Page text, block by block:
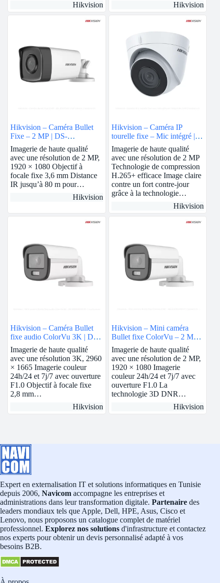
Hikvision Hikvision
Hikvision – Caméra Bullet
Fixe – 2 MP | DS-
2CE17D0T-IT5F
Imagerie de haute qualité
avec une résolution de 2 MP,
1920 × 1080 Objectif à
focale fixe 3,6 mm Distance
IR jusqu’à 80 m pour…
Hikvision
Hikvision – Caméra IP
tourelle fixe – Mic intégré | 2
MP | 2.8mm | DS-
2CD1323G0-IUF
Imagerie de haute qualité
avec une résolution de 2 MP
Technologie de compression
H.265+ efficace Image claire
contre un fort contre-jour
grâce à la technologie…
Hikvision
Hikvision – Caméra Bullet
fixe audio ColorVu 3K | DS-
2CE12KF0T-FS
Imagerie de haute qualité
avec une résolution 3K, 2960
× 1665 Imagerie couleur
24h/24 et 7j/7 avec ouverture
F1.0 Objectif à focale fixe
2,8 mm…
Hikvision
Hikvision – Mini caméra
Bullet fixe ColorVu – 2 MP |
DS-2CE10DF0T-F
Imagerie de haute qualité
avec une résolution de 2 MP,
1920 × 1080 Imagerie
couleur 24h/24 et 7j/7 avec
ouverture F1.0 La
technologie 3D DNR…
Hikvision
Expert en externalisation IT et solutions informatiques en Tunisie
depuis 2006, Navicom accompagne les entreprises et
administrations dans leur transformation digitale. Partenaire des
leaders mondiaux tels que Apple, Dell, HPE, Asus, Cisco et
Lenovo, nous proposons un catalogue complet de matériel
professionnel. Explorez nos solutions d'infrastructure et contactez
nos experts pour obtenir un devis personnalisé adapté à vos
besoins B2B.